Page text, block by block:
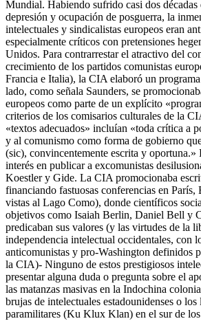
Mundial. Habiendo sufrido casi dos décadas
depresión y ocupación de posguerra, la
intelectuales y sindicalistas europeos eran
especialmente críticos con pretensiones
Unidos. Para contrarrestar el atractivo del
crecimiento de los partidos comunistas
Francia e Italia), la CIA elaboró un
lado, como señala Saunders, se
europeos como parte de un explícito
criterios de los comisarios culturales de la
«textos adecuados» incluían «toda crítica a
y al comunismo como forma de gobierno
(sic), convincentemente escrita y
interés en publicar a excomunistas
Koestler y Gide. La CIA promocionaba
financiando fastuosas conferencias en
vistas al Lago Como), donde científicos
objetivos como Isaiah Berlin, Daniel Bell y
predicaban sus valores (y las virtudes de la
independencia intelectual occidentales, con
anticomunistas y pro-Washington definidos
la CIA)- Ninguno de estos prestigiosos
presentar alguna duda o pregunta sobre el
las matanzas masivas en la Indochina
brujas de intelectuales estadounidenses o
paramilitares (Ku Klux Klan) en el sur de